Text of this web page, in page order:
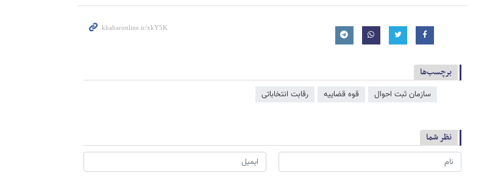
برچسب‌ها
سازمان ثبت احوال قوه قضاییه رقابت انتخاباتی
نظر شما